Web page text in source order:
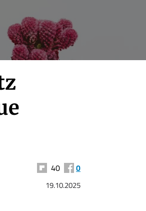
40 0
19.10.2025